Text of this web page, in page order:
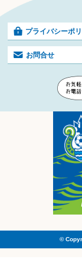
プライバシーポ
お問合せ
©